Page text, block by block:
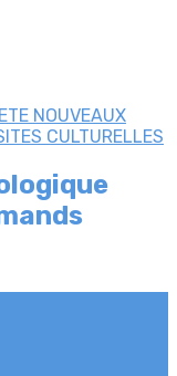
NOUVEAUX
CULTURELLES